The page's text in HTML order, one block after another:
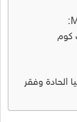
كوم
الحادة وفقر